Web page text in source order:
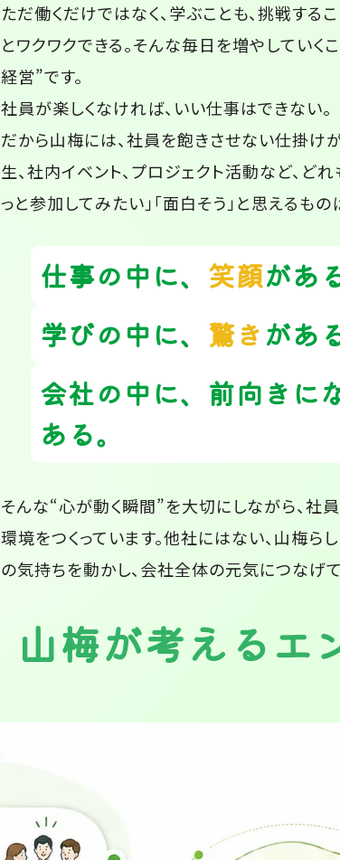
ただ働くだけではなく、学ぶことも、挑戦する
とワクワクできる。そんな毎日を増やしていく
経営”です。
社員が楽しくなければ、いい仕事はできない。
だから山梅には、社員を飽きさせない仕掛け
生、社内イベント、プロジェクト活動など、どれ
っと参加してみたい」「面白そう」と思えるもの
仕事の中に、 笑顔があ
学びの中に、 驚きがあ
会社の中に、前向きに
ある。
そんな“心が動く瞬間”を大切にしながら、社
環境をつくっています。他社にはない、山梅ら
の気持ちを動かし、会社全体の元気につなげて
山梅が考えるエ